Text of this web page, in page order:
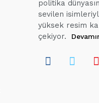
politika
sevilen
yüksek resim
çekiyor.